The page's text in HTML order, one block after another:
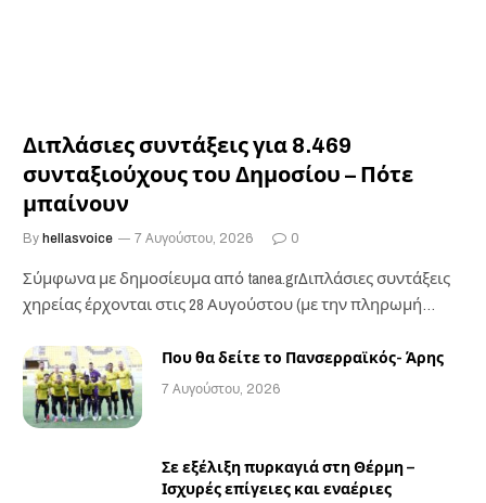
Διπλάσιες συντάξεις για 8.469
συνταξιούχους του Δημοσίου – Πότε
μπαίνουν
By hellasvoice 7 Αυγούστου, 2026 0
Σύμφωνα με δημοσίευμα από tanea.grΔιπλάσιες συντάξεις
χηρείας έρχονται στις 28 Αυγούστου (με την πληρωμή
Που θα δείτε το Πανσερραϊκός- Άρης
7 Αυγούστου, 2026
Σε εξέλιξη πυρκαγιά στη Θέρμη –
Ισχυρές επίγειες και εναέριες